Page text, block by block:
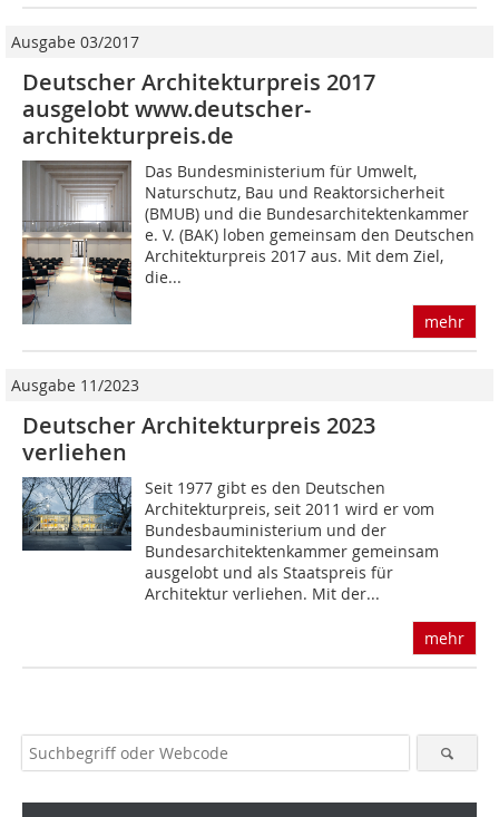
Ausgabe 03/2017
Deutscher Architekturpreis 2017
ausgelobt www.deutscher-
architekturpreis.de
Das Bundesministerium für Umwelt,
Naturschutz, Bau und Reaktorsicherheit
(BMUB) und die Bundesarchitektenkammer
e. V. (BAK) loben gemeinsam den Deutschen
Architekturpreis 2017 aus. Mit dem Ziel,
die...
mehr
Ausgabe 11/2023
Deutscher Architekturpreis 2023
verliehen
Seit 1977 gibt es den Deutschen
Architekturpreis, seit 2011 wird er vom
Bundesbauministerium und der
Bundesarchitektenkammer gemeinsam
ausgelobt und als Staatspreis für
Architektur verliehen. Mit der...
mehr